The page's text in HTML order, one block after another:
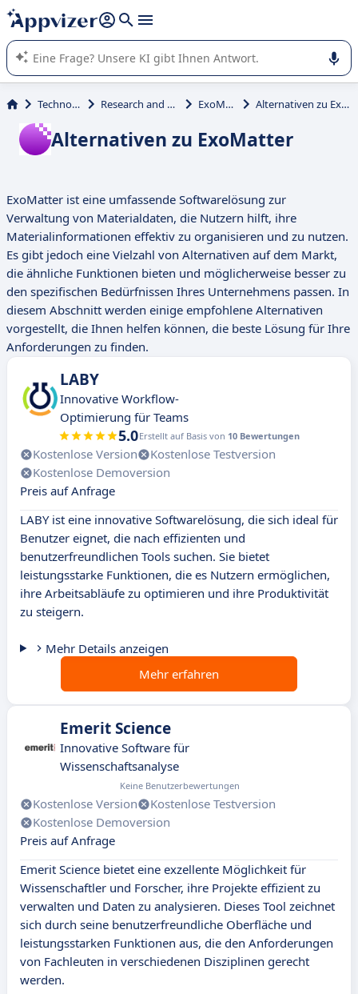
beantworten (mehrere Zeilen mit
Die KI von Appvizer führt Sie bei der Nutzung oder Auswahl
von SaaS-Software in Unternehmen.
Technologie Research and Analyst ExoMatter Alternativen zu ExoMatter
Alternativen zu ExoMatter
ExoMatter ist eine umfassende Softwarelösung zur
Verwaltung von Materialdaten, die Nutzern hilft, ihre
Materialinformationen effektiv zu organisieren und zu nutzen.
Es gibt jedoch eine Vielzahl von Alternativen auf dem Markt,
die ähnliche Funktionen bieten und möglicherweise besser zu
den spezifischen Bedürfnissen Ihres Unternehmens passen. In
diesem Abschnitt werden einige empfohlene Alternativen
vorgestellt, die Ihnen helfen können, die beste Lösung für Ihre
Anforderungen zu finden.
LABY
Innovative Workflow-
Optimierung für Teams
5.0Erstellt auf Basis von 10 Bewertungen
Kostenlose Version
Kostenlose Testversion
Kostenlose Demoversion
Preis auf Anfrage
LABY ist eine innovative Softwarelösung, die sich ideal für
Benutzer eignet, die nach effizienten und
benutzerfreundlichen Tools suchen. Sie bietet
leistungsstarke Funktionen, die es Nutzern ermöglichen,
ihre Arbeitsabläufe zu optimieren und ihre Produktivität
zu steigern.
Mehr Details anzeigen
Mehr erfahren
Emerit Science
Innovative Software für
Wissenschaftsanalyse
Keine Benutzerbewertungen
Kostenlose Version
Kostenlose Testversion
Kostenlose Demoversion
Preis auf Anfrage
Emerit Science bietet eine exzellente Möglichkeit für
Wissenschaftler und Forscher, ihre Projekte effizient zu
verwalten und Daten zu analysieren. Dieses Tool zeichnet
sich durch seine benutzerfreundliche Oberfläche und
leistungsstarken Funktionen aus, die den Anforderungen
von Fachleuten in verschiedenen Disziplinen gerecht
werden.